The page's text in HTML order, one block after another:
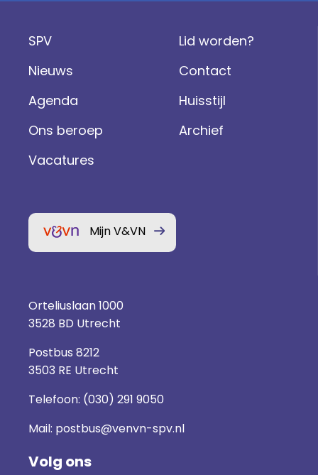
SPV
Nieuws
Agenda
Ons beroep
Vacatures
Lid worden?
Contact
Huisstijl
Archief
Mijn V&VN
Orteliuslaan 1000
3528 BD Utrecht
Postbus 8212
3503 RE Utrecht
Telefoon: (030) 291 9050
Mail: postbus@venvn-spv.nl
Volg ons